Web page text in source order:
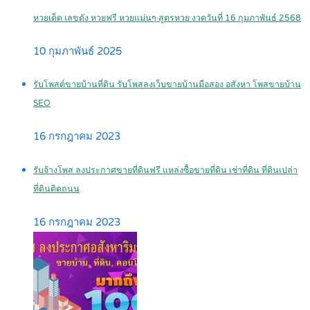
หวยเด็ด เลขดัง หวยฟรี หวยแม่นๆ สูตรหวย งวดวันที่ 16 กุมภาพันธ์ 2568
10 กุมภาพันธ์ 2025
รับโพสต์ขายบ้านที่ดิน รับโพสลงเว็บขายบ้านมือสอง อสังหา โพสขายบ้าน
SEO
16 กรกฎาคม 2023
รับจ้างโพส ลงประกาศขายที่ดินฟรี แหล่งซื้อขายที่ดิน เช่าที่ดิน ที่ดินเปล่า
ที่ดินติดถนน
16 กรกฎาคม 2023